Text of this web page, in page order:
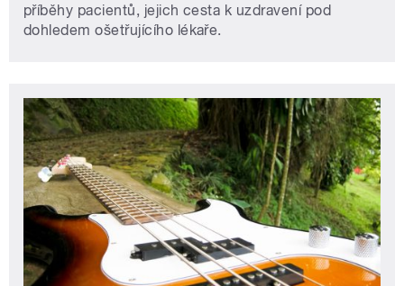
příběhy pacientů, jejich cesta k uzdravení pod
dohledem ošetřujícího lékaře.